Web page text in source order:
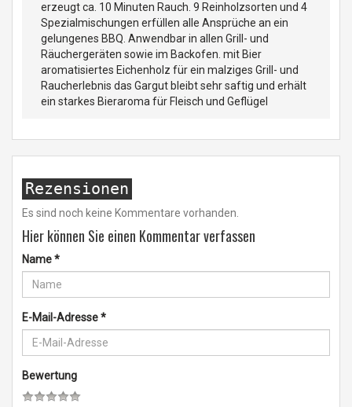
erzeugt ca. 10 Minuten Rauch. 9 Reinholzsorten und 4
Spezialmischungen erfüllen alle Ansprüche an ein
gelungenes BBQ. Anwendbar in allen Grill- und
Räuchergeräten sowie im Backofen. mit Bier
aromatisiertes Eichenholz für ein malziges Grill- und
Raucherlebnis das Gargut bleibt sehr saftig und erhält
ein starkes Bieraroma für Fleisch und Geflügel
Rezensionen
Es sind noch keine Kommentare vorhanden.
Hier können Sie einen Kommentar verfassen
Name*
E-Mail-Adresse*
Bewertung